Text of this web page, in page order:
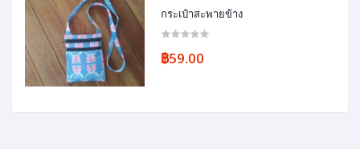
กระเป๋าสะพายข้าง
฿59.00